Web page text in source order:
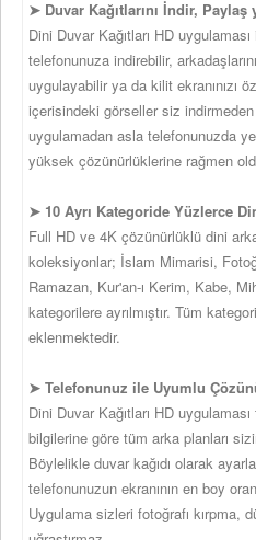
➤ Duvar Kağıtlarını İndir,
Dini Duvar Kağıtları HD
telefonunuza indirebilir,
uygulayabilir ya da kilit ekranınızı
içerisindeki görseller siz
uygulamadan asla telefonunuzda
yüksek çözünürlüklerine rağmen
➤ 10 Ayrı Kategoride Yüzlerce
Full HD ve 4K çözünürlüklü dini
koleksiyonlar; İslam Mimarisi,
Ramazan, Kur'an-ı Kerim, Kabe,
kategorilere ayrılmıştır. Tüm
eklenmektedir.
➤ Telefonunuz ile Uyumlu
Dini Duvar Kağıtları HD
bilgilerine göre tüm arka planları
Böylelikle duvar kağıdı olarak
telefonunuzun ekranının en boy
Uygulama sizleri fotoğrafı kırpma,